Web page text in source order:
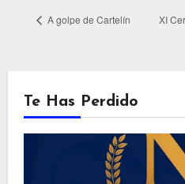
A golpe de Cartelín XI
Te Has Perdido